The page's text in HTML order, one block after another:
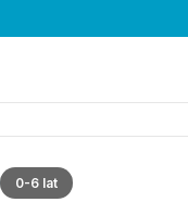
0-6 lat